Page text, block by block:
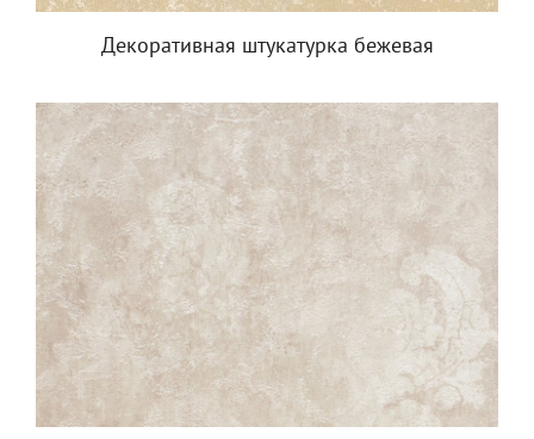
Декоративная штукатурка бежевая